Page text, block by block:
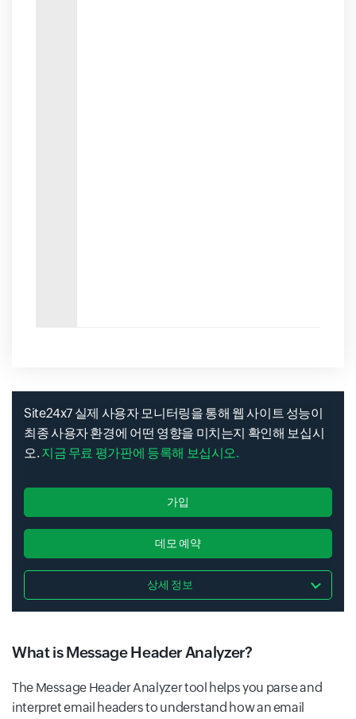
Site24x7 실제 사용자 모니터링을 통해 웹 사이트 성능이
최종 사용자 환경에 어떤 영향을 미치는지 확인해 보십시
오. 지금 무료 평가판에 등록해 보십시오.
가입
데모 예약
상세 정보
What is Message Header Analyzer?
The Message Header Analyzer tool helps you parse and
interpret email headers to understand how an email